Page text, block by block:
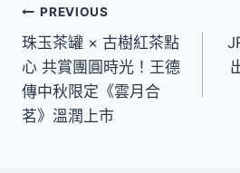
文
章
導
覽
PREVIOUS
珠玉茶罐 × 古樹紅茶點
心 共賞團圓時光！王德
傳中秋限定《雲月合
茗》溫潤上市